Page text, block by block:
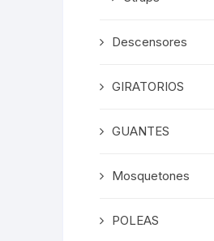
Descensores
GIRATORIOS
GUANTES
Mosquetones
POLEAS